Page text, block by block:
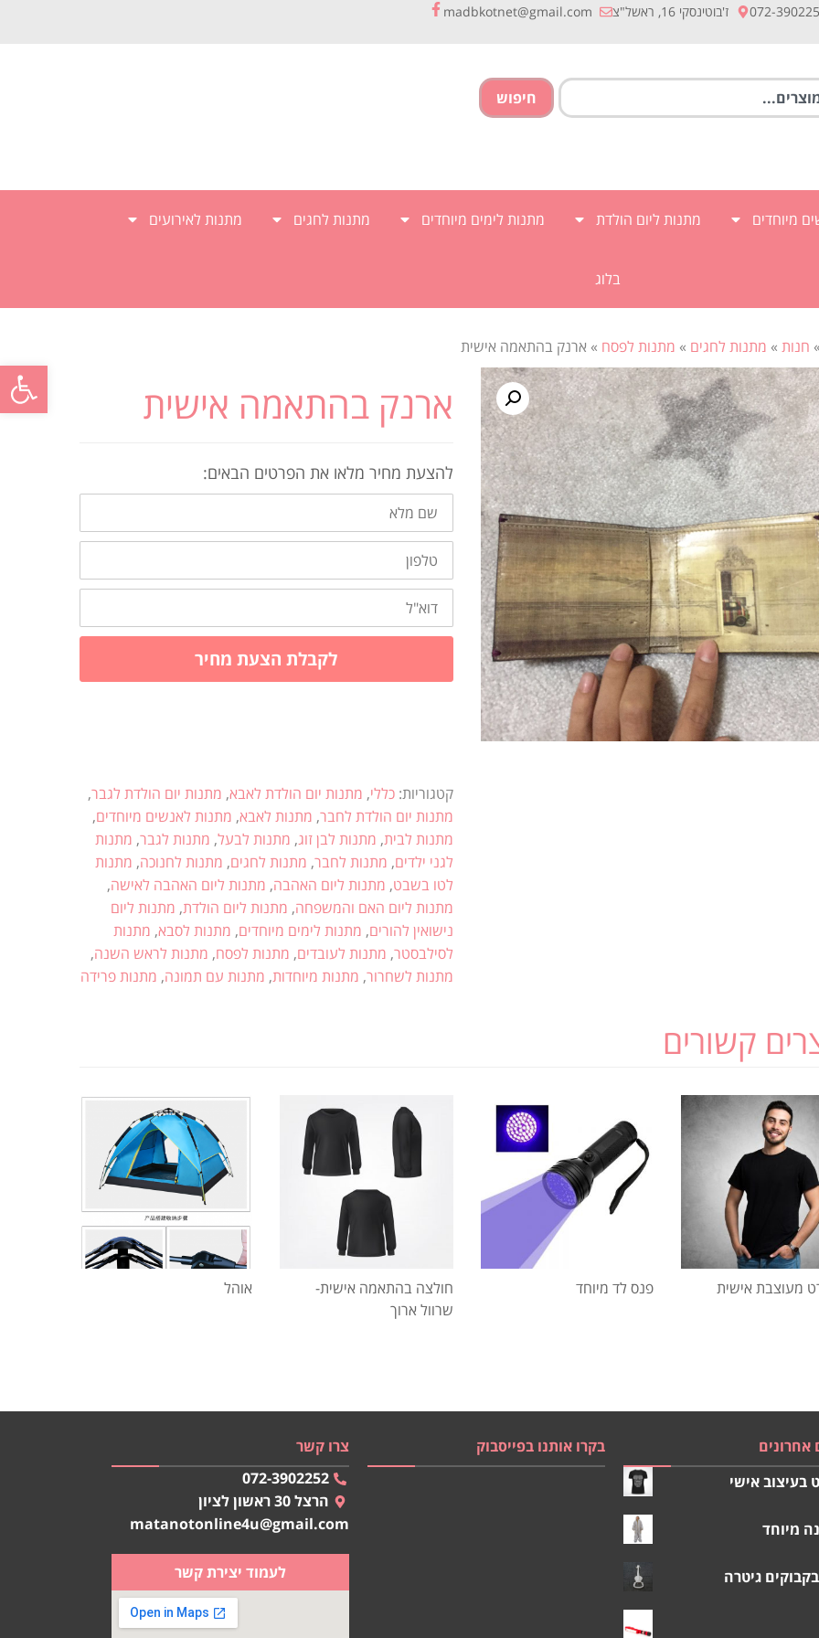
פתח
072- ז'בוטינסקי 16, ראשל"צ madbkotnet@gmail.com
חיפוש
מיוחדים מתנות ליום הולדת מתנות לימים מיוחדים מתנות לחגים מתנות לאירועים
בלוג
חנות » מתנות לחגים » מתנות לפסח » ארנק בהתאמה אישית
ארנק בהתאמה אישית
להצעת מחיר מלאו את הפרטים הבאים:
שם
מלא
טלפון
דוא"ל
לקבלת הצעת מחיר
קטגוריות:כללי, מתנות יום הולדת לאבא, מתנות יום הולדת לגבר,
מתנות יום הולדת לחבר, מתנות לאבא, מתנות לאנשים מיוחדים,
מתנות לבית, מתנות לבן זוג, מתנות לבעל, מתנות לגבר, מתנות
לגני ילדים, מתנות לחבר, מתנות לחגים, מתנות לחנוכה, מתנות
לטו בשבט, מתנות ליום האהבה, מתנות ליום האהבה לאישה,
מתנות ליום האם והמשפחה, מתנות ליום הולדת, מתנות ליום
נישואין להורים, מתנות לימים מיוחדים, מתנות לסבא, מתנות
לסילבסטר, מתנות לעובדים, מתנות לפסח, מתנות לראש השנה,
מתנות לשחרור, מתנות מיוחדות, מתנות עם תמונה, מתנות פרידה
קשורים
מעוצבת אישית פנס לד מיוחד
חולצה בהתאמה אישית-
שרוול ארוך
אוהל
אחרונים
בעיצוב אישי
מיוחד
גיטרה
בקרו אותנו בפייסבוק
צרו קשר
072-3902252
הרצל 30 ראשון לציון
matanotonline4u@gmail.com
לעמוד יצירת קשר